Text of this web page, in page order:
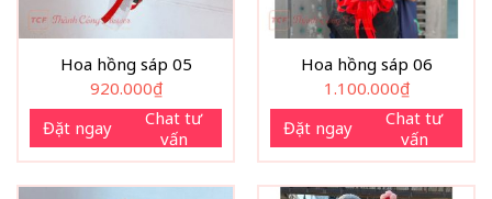
Hoa hồng sáp 05
920.000₫
Đặt ngay
Chat tư
vấn
Hoa hồng sáp 06
1.100.000₫
Đặt ngay
Chat tư
vấn